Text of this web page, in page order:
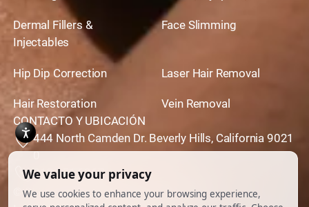
Dermal Fillers &
Injectables
Face Slimming
Hip Dip Correction Laser Hair Removal
Hair Restoration
Vein Removal
CONTACTO Y UBICACIÓN
444 North Camden Dr. Beverly Hills, California 9021
0
310,651,6267
© 2026 Todos los derechos reservados.